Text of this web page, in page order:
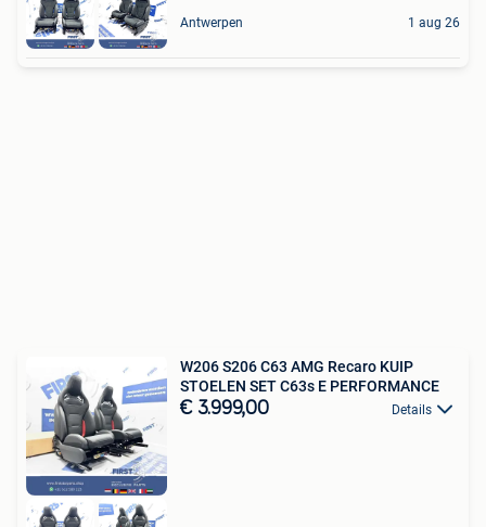
Antwerpen 1 aug 26
W206 S206 C63 AMG Recaro KUIP
STOELEN SET C63s E PERFORMANCE
€ 3.999,00 Details